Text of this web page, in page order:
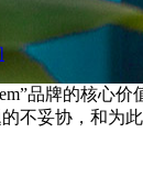
品牌的核心
不妥协，和为